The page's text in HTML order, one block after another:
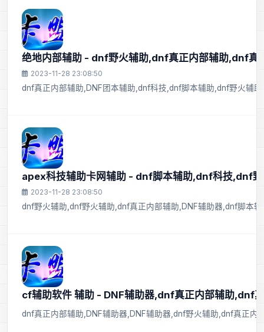
绝地内部辅助 - dnf野火辅助,dnf真正内部辅助,dnf真
2023-11-28 23:08:50
dnf真正内部辅助,DNF团本辅助,dnf科技,dnf脚本辅助,dnf野火辅
apex科技辅助卡网辅助 - dnf脚本辅助,dnf科技,dnf
2023-11-28 23:08:50
dnf野火辅助,dnf野火辅助,dnf真正内部辅助,DNF辅助器,dnf脚本
cf辅助软件 辅助 - DNF辅助器,dnf真正内部辅助,dnf
dnf真正内部辅助,DNF辅助器,DNF辅助器,dnf野火辅助,dnf真正